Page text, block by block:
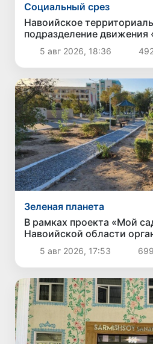
Социальный срез
Навоийское
подразделение
провело общественные
обеспечения населения
5 авг 2026, 18:36
Зеленая планета
В рамках проекта «Мой
Навоийской области
по озеленению и
территорий
5 авг 2026, 17:53 699